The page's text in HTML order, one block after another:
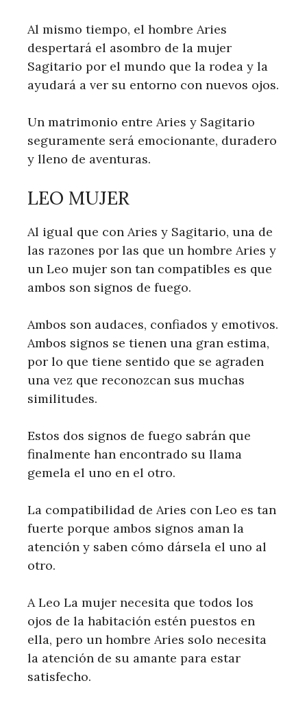
Al mismo tiempo, el hombre Aries
despertará el asombro de la mujer
Sagitario por el mundo que la rodea y la
ayudará a ver su entorno con nuevos ojos.
Un matrimonio entre Aries y Sagitario
seguramente será emocionante, duradero
y lleno de aventuras.
LEO MUJER
Al igual que con Aries y Sagitario, una de
las razones por las que un hombre Aries y
un Leo mujer son tan compatibles es que
ambos son signos de fuego.
Ambos son audaces, confiados y emotivos.
Ambos signos se tienen una gran estima,
por lo que tiene sentido que se agraden
una vez que reconozcan sus muchas
similitudes.
Estos dos signos de fuego sabrán que
finalmente han encontrado su llama
gemela el uno en el otro.
La compatibilidad de Aries con Leo es tan
fuerte porque ambos signos aman la
atención y saben cómo dársela el uno al
otro.
A Leo La mujer necesita que todos los
ojos de la habitación estén puestos en
ella, pero un hombre Aries solo necesita
la atención de su amante para estar
satisfecho.